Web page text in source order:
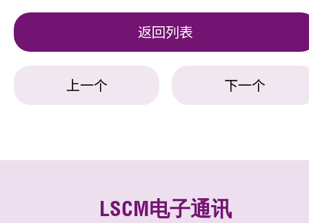
返回列表
上一个 下一个
LSCM电子通讯